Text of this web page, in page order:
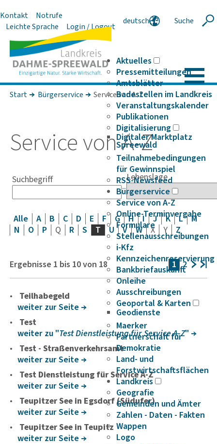
Kontakt
Notrufe
Leichte Sprache
Login / Logout
deutsch
Suche
Aktuelles
Pressemitteilungen
Amtsblätter
Badestellen im Landkreis
Veranstaltungskalender
Publikationen
Digitalisierung
Digitaler Marktplatz
Spreewald
Teilnahmebedingungen
für Gewinnspiel
RSS-Newsfeed
Bürgerservice
Service von A-Z
Online-Terminvergabe
Formulare
Stellenausschreibungen
i-Kfz
Kennzeichenreservierung
Bankbriefauskunft
Onleihe
Ausschreibungen
Geoportal & Karten
Geodienste
Maerker
Partnerschaft für
Demokratie
Land- und
Forstwirtschaftsflächen
Landkreis
Geografie
Gemeinden und Ämter
Zahlen - Daten - Fakten
Wappen
Logo
Start Bürgerservice Service von A-Z
Service von A-Z
Suchbegriff Lebenslage
Alle A B C D E F G H I J K L
M
N
O P Q R S T U V W X Y Z
Ergebnisse 1 bis 10von 18 1 2
Teilhabegeld
weiter zur Seite
Test
weiter zu "Test Dienstleistung für Service A-Z"
Test - Straßenverkehrsamt
weiter zur Seite
Test Dienstleistung für Service A-Z
weiter zur Seite
Teupitzer See in Egsdorf (Südufer)
weiter zur Seite
Teupitzer See in Teupitz
weiter zur Seite